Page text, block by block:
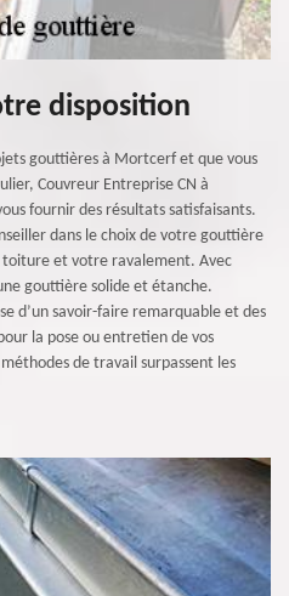
disposition
gouttières à Mortcerf et que vous
Couvreur Entreprise CN à
fournir des résultats satisfaisants.
dans le choix de votre gouttière
toiture et votre ravalement. Avec
gouttière solide et étanche.
d’un savoir-faire remarquable et des
la pose ou entretien de vos
de travail surpassent les